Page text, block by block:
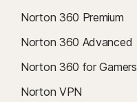
Norton 360 Premium
Norton 360 Advanced
Norton 360 for Gamers
Norton VPN